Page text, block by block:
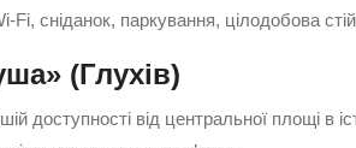
сніданок, паркування, цілодобова
(Глухів)
доступності від центральної площі в